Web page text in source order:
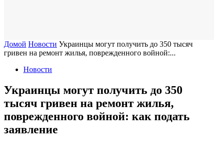
Домой Новости Украинцы могут получить до 350 тысяч
гривен на ремонт жилья, поврежденного войной:...
Новости
Украинцы могут получить до 350
тысяч гривен на ремонт жилья,
поврежденного войной: как подать
заявление